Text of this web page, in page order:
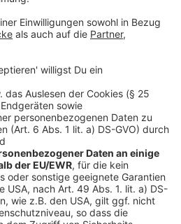
Verwaltung
des Airport Düsseldorf hat
und das Schlimme
nichts dafür. Für die
dem Check-In sind die
ihr beauftragten
für die
ebenfalls Dienstleister. Der